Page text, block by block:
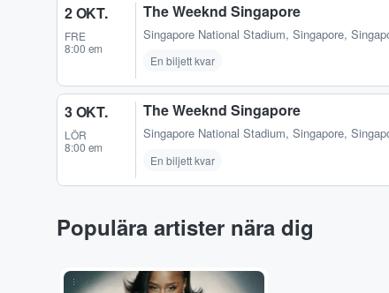
2 OKT.
FRE
8:00 em
The Weeknd Singapore
Singapore National Stadium, Singapore,
En biljett kvar
3 OKT.
LÖR
8:00 em
The Weeknd Singapore
Singapore National Stadium, Singapore,
En biljett kvar
Populära artister nära dig
...